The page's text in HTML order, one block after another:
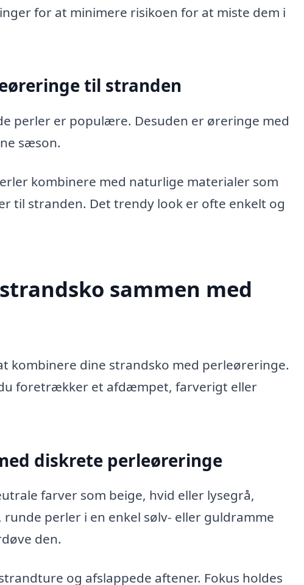
for at minimere risikoen for at miste dem i
til stranden
perler er populære. Desuden er øreringe med
sæson.
kombinere med naturlige materialer som
til stranden. Det trendy look er ofte enkelt og
sammen med
kombinere dine strandsko med perleøreringe.
foretrækker et afdæmpet, farverigt eller
diskrete perleøreringe
farver som beige, hvid eller lysegrå,
perler i en enkel sølv- eller guldramme
den.
og afslappede aftener. Fokus holdes